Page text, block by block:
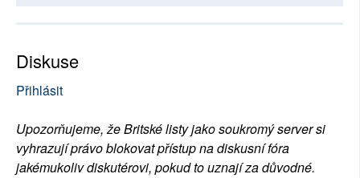
Diskuse
Přihlásit
Upozorňujeme, že Britské listy jako soukromý server si
vyhrazují právo blokovat přístup na diskusní fóra
jakémukoliv diskutérovi, pokud to uznají za důvodné.